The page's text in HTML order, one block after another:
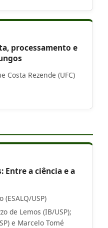
processamento e
Costa Rezende (UFC)
Entre a ciência e a
(ESALQ/USP)
de Lemos (IB/USP);
e Marcelo Tomé